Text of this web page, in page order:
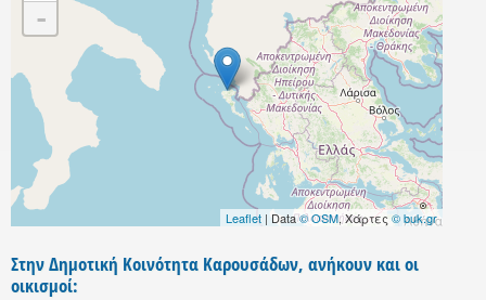
-
Leaflet | Data© OSM, Χάρτες© buk.gr
Στην Δημοτική Κοινότητα Καρουσάδων, ανήκουν και οι
οικισμοί: